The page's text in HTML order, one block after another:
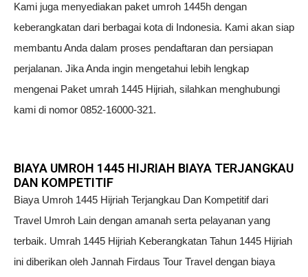
Kami juga menyediakan paket umroh 1445h dengan
keberangkatan dari berbagai kota di Indonesia. Kami akan siap
membantu Anda dalam proses pendaftaran dan persiapan
perjalanan. Jika Anda ingin mengetahui lebih lengkap
mengenai Paket umrah 1445 Hijriah, silahkan menghubungi
kami di nomor 0852-16000-321.
BIAYA UMROH 1445 HIJRIAH BIAYA TERJANGKAU
DAN KOMPETITIF
Biaya Umroh 1445 Hijriah Terjangkau Dan Kompetitif dari
Travel Umroh Lain dengan amanah serta pelayanan yang
terbaik. Umrah 1445 Hijriah Keberangkatan Tahun 1445 Hijriah
ini diberikan oleh Jannah Firdaus Tour Travel dengan biaya